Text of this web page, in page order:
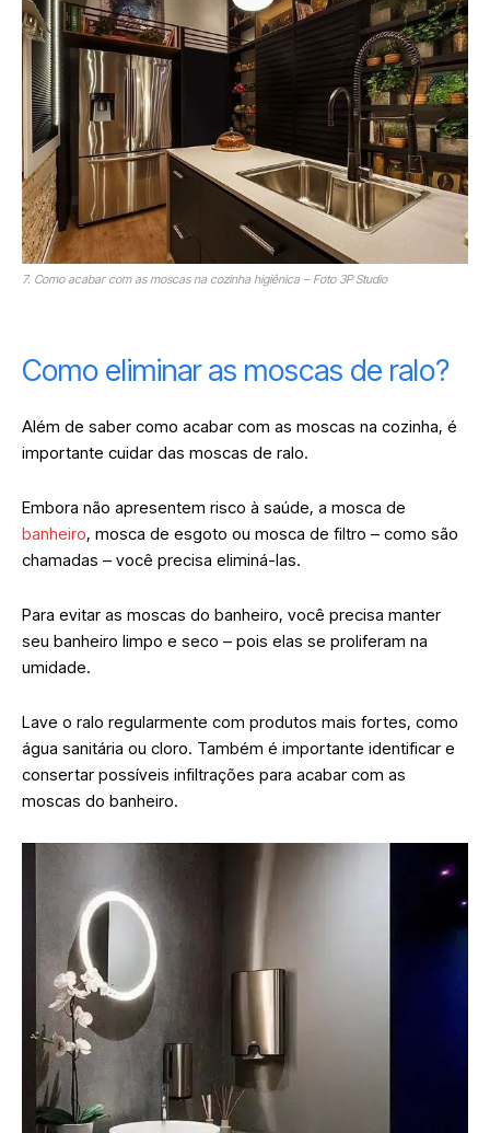
7. Como acabar com as moscas na cozinha higiênica – Foto 3P Studio
Como eliminar as moscas de ralo?
Além de saber como acabar com as moscas na cozinha, é
importante cuidar das moscas de ralo.
Embora não apresentem risco à saúde, a mosca de
banheiro, mosca de esgoto ou mosca de filtro – como são
chamadas – você precisa eliminá-las.
Para evitar as moscas do banheiro, você precisa manter
seu banheiro limpo e seco – pois elas se proliferam na
umidade.
Lave o ralo regularmente com produtos mais fortes, como
água sanitária ou cloro. Também é importante identificar e
consertar possíveis infiltrações para acabar com as
moscas do banheiro.